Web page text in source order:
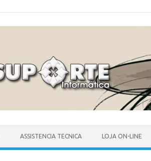
ASSISTENCIA TECNICA LOJA ON-LINE